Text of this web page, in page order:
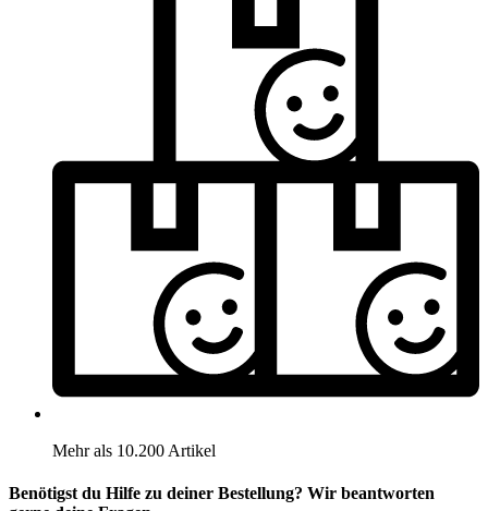
Mehr als 10.200 Artikel
Benötigst du Hilfe zu deiner Bestellung? Wir beantworten